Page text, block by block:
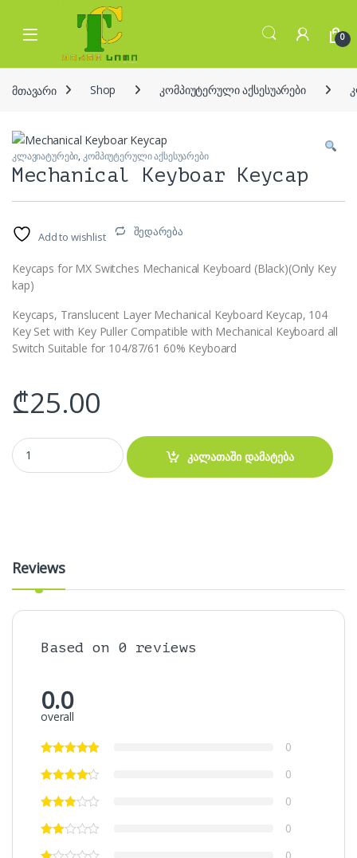
Skip to navigation
Skip to content
Open 0
მთავარი Shop კომპიუტერული აქსესუარები
კლავიატურები,კომპიუტერული აქსესუარები
Mechanical Keyboar Keycap
Add to wishlist შედარება
Keycaps for MX Switches Mechanical Keyboard (Black)(Only Key
kap)
Keycaps, Translucent Layer Mechanical Keyboard Keycap, 104
Key Set with Key Puller Compatible with Mechanical Keyboard all
Switch Suitable for 104/87/61 60% Keyboard
₾25.00
Mechanical Keyboar Keycap quantity
კალათაში დამატება
Reviews
Based on 0 reviews
0.0
overall
0
0
0
0